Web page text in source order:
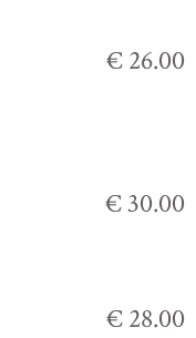
€ 26.00
€ 30.00
€ 28.00